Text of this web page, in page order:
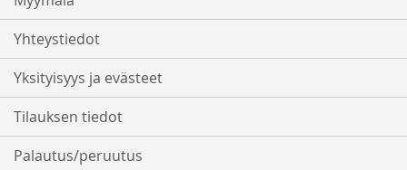
Yhteystiedot
Yksityisyys ja evästeet
Tilauksen tiedot
Palautus/peruutus